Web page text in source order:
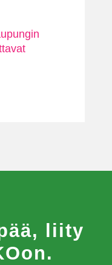
liity